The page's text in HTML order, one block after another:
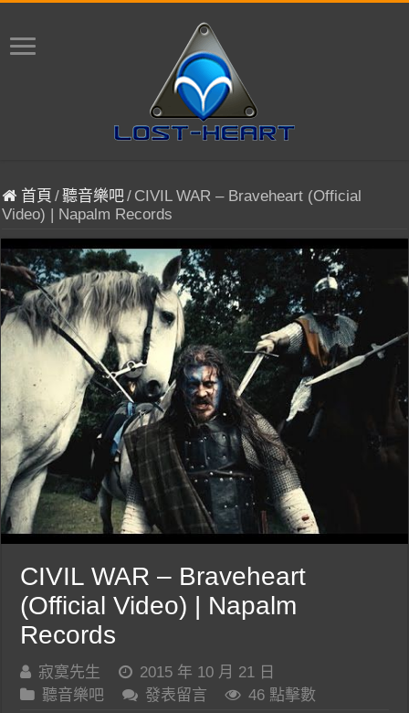
首頁 /聽音樂吧/ CIVIL WAR – Braveheart (Official
Video) | Napalm Records
CIVIL WAR – Braveheart
(Official Video) | Napalm
Records
寂寞先生
2015 年 10 月 21 日
聽音樂吧
發表留言 46 點擊數